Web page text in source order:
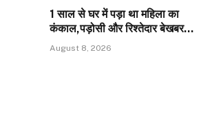
1 साल से घर में पड़ा था महिला का
कंकाल,पड़ोसी और रिश्तेदार बेखबर…
August 8, 2026